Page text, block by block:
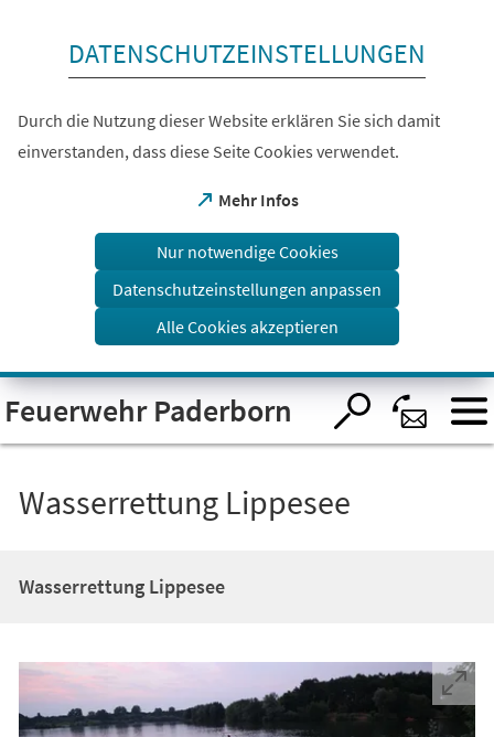
Visuelle
Assistenzsoftware
öffnen.
DATENSCHUTZEINSTELLUNGEN
Durch die Nutzung dieser Website erklären Sie sich damit
einverstanden, dass diese Seite Cookies verwendet.
Mehr Infos
(Öffnet
einem
Tab)
Nur notwendige Cookies
Datenschutzeinstellungen anpassen
Alle Cookies akzeptieren
Feuerwehr Paderborn
Wasserrettung Lippesee
Wasserrettung Lippesee